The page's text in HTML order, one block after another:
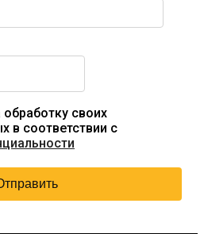
своих
в соответствии с